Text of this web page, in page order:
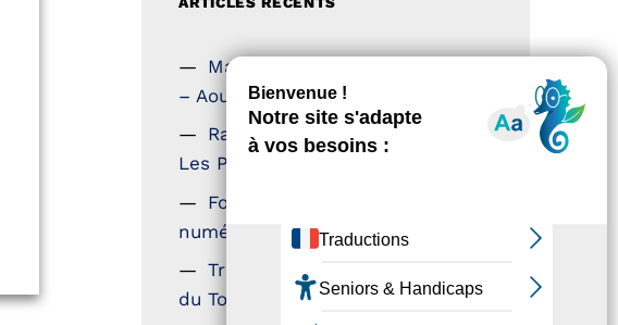
Magazine Tourisme Accessible
– Aout 2026
Rallye Aicha des Gazelles –
Les Petillantes
Formation Communication
numérique
Trophées Horizons – Acteurs
du Tourisme Durable